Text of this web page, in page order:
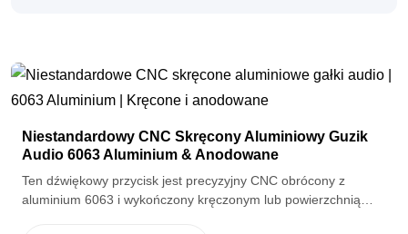
Niestandardowy CNC Skręcony Aluminiowy Guzik
Audio 6063 Aluminium & Anodowane
Ten dźwiękowy przycisk jest precyzyjny CNC obrócony z
aluminium 6063 i wykończony kręczonym lub powierzchnią